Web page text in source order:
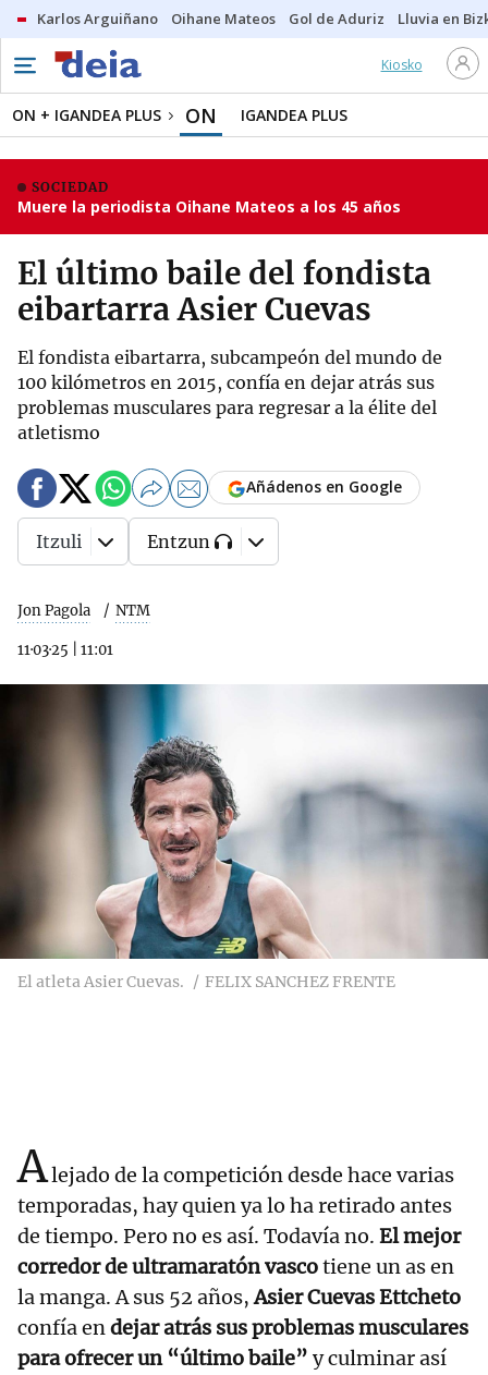
Karlos Arguiñano Oihane Mateos Gol de Aduriz Lluvia en
Kiosko
ON + IGANDEA PLUS ON IGANDEA PLUS
SOCIEDAD
Muere la periodista Oihane Mateos a los 45 años
El último baile del fondista
eibartarra Asier Cuevas
El fondista eibartarra, subcampeón del mundo de
100 kilómetros en 2015, confía en dejar atrás sus
problemas musculares para regresar a la élite del
atletismo
Jon Pagola NTM
11·03·25 11:01
Añádenos en Google
Itzuli Entzun
El atleta Asier Cuevas. FELIX SANCHEZ FRENTE
Alejado de la competición desde hace varias
temporadas, hay quien ya lo ha retirado antes
de tiempo. Pero no es así. Todavía no. El mejor
corredor de ultramaratón vascotiene un as en
la manga. A sus 52 años,Asier Cuevas Ettcheto
confía endejar atrás sus problemas musculares
para ofrecer un “último baile” y culminar así